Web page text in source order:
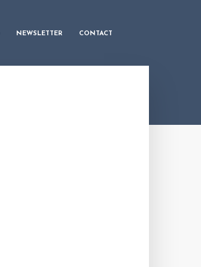
NEWSLETTER CONTACT